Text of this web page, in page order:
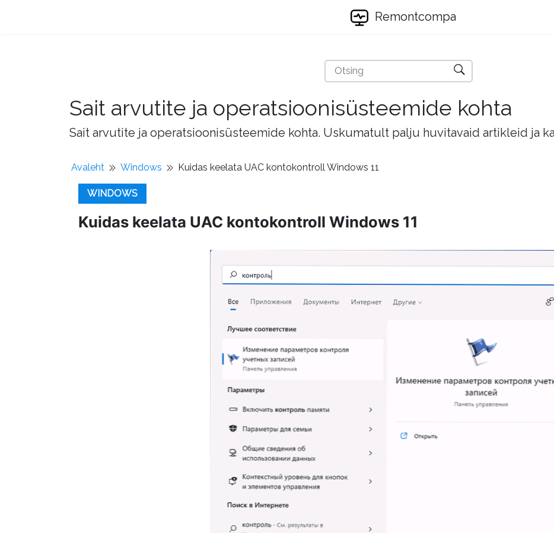
Remontcompa
Sait arvutite ja operatsioonisüsteemide kohta
Sait arvutite ja operatsioonisüsteemide kohta. Uskumatult palju huvitavaid artikleid ja
Avaleht Windows Kuidas keelata UAC kontokontroll Windows 11
WINDOWS
Kuidas keelata UAC kontokontroll Windows 11